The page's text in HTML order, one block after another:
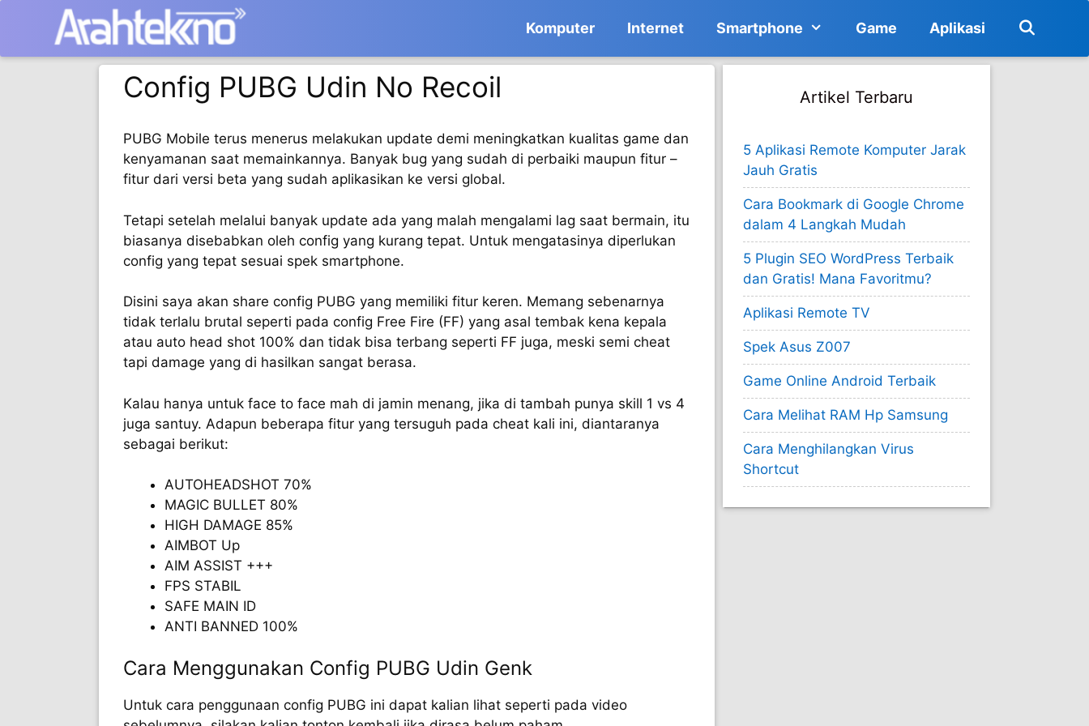
Komputer Internet Smartphone Game Aplikasi
Config PUBG Udin No Recoil
PUBG Mobile terus menerus melakukan update demi meningkatkan kualitas game dan
kenyamanan saat memainkannya. Banyak bug yang sudah di perbaiki maupun fitur –
fitur dari versi beta yang sudah aplikasikan ke versi global.
Tetapi setelah melalui banyak update ada yang malah mengalami lag saat bermain, itu
biasanya disebabkan oleh config yang kurang tepat. Untuk mengatasinya diperlukan
config yang tepat sesuai spek smartphone.
Disini saya akan share config PUBG yang memiliki fitur keren. Memang sebenarnya
tidak terlalu brutal seperti pada config Free Fire (FF) yang asal tembak kena kepala
atau auto head shot 100% dan tidak bisa terbang seperti FF juga, meski semi cheat
tapi damage yang di hasilkan sangat berasa.
Kalau hanya untuk face to face mah di jamin menang, jika di tambah punya skill 1 vs 4
juga santuy. Adapun beberapa fitur yang tersuguh pada cheat kali ini, diantaranya
sebagai berikut:
AUTOHEADSHOT 70%
MAGIC BULLET 80%
HIGH DAMAGE 85%
AIMBOT Up
AIM ASSIST +++
FPS STABIL
SAFE MAIN ID
ANTI BANNED 100%
Cara Menggunakan Config PUBG Udin Genk
Untuk cara penggunaan config PUBG ini dapat kalian lihat seperti pada video
Artikel Terbaru
5 Aplikasi Remote Komputer Jarak
Jauh Gratis
Cara Bookmark di Google Chrome
dalam 4 Langkah Mudah
5 Plugin SEO WordPress Terbaik
dan Gratis! Mana Favoritmu?
Aplikasi Remote TV
Spek Asus Z007
Game Online Android Terbaik
Cara Melihat RAM Hp Samsung
Cara Menghilangkan Virus
Shortcut